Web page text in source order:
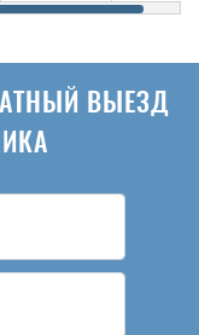
ВЫЕЗД